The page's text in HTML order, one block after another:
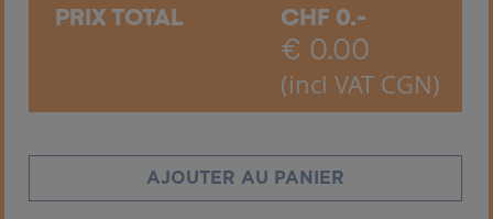
PRIX TOTAL CHF 0.-
€ 0.00
(incl VAT CGN)
AJOUTER AU PANIER